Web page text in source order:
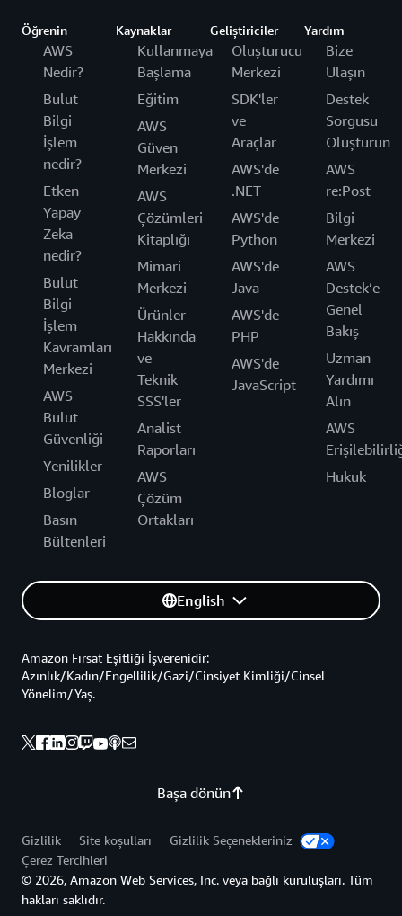
Öğrenin
AWS
Nedir?
Bulut
Bilgi
İşlem
nedir?
Etken
Yapay
Zeka
nedir?
Bulut
Bilgi
İşlem
Kavramları
Merkezi
AWS
Bulut
Güvenliği
Yenilikler
Bloglar
Basın
Bültenleri
Kaynaklar
Kullanmaya
Başlama
Eğitim
AWS
Güven
Merkezi
AWS
Çözümleri
Kitaplığı
Mimari
Merkezi
Ürünler
Hakkında
ve
Teknik
SSS'ler
Analist
Raporları
AWS
Çözüm
Ortakları
Geliştiriciler
Oluşturucu
Merkezi
SDK'ler
ve
Araçlar
AWS'de
.NET
AWS'de
Python
AWS'de
Java
AWS'de
PHP
AWS'de
JavaScript
Yardım
Bize
Ulaşın
Destek
Sorgusu
Oluşturun
AWS
re:Post
Bilgi
Merkezi
AWS
Destek’e
Genel
Bakış
Uzman
Yardımı
Alın
AWS
Hukuk
English
Başa dönün
Amazon Fırsat Eşitliği İşverenidir:
Azınlık/Kadın/Engellilik/Gazi/Cinsiyet Kimliği/Cinsel
Yönelim/Yaş.
Gizlilik Site koşulları
Gizlilik Seçenekleriniz
Çerez Tercihleri
© 2026, Amazon Web Services, Inc. veya bağlı kuruluşları. Tüm
hakları saklıdır.